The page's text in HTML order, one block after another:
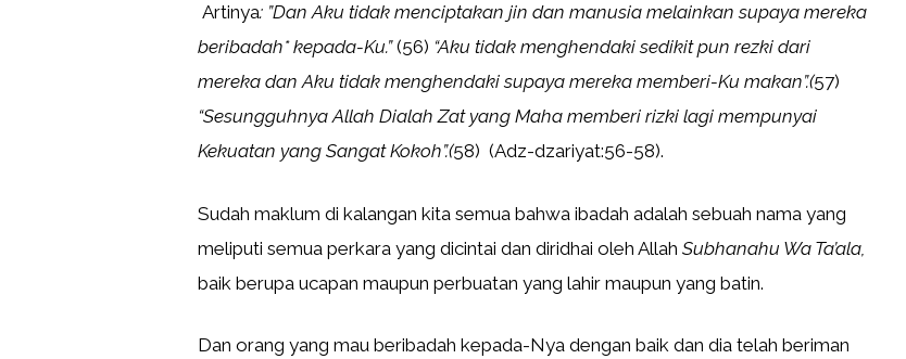
Artinya: ”Dan Aku tidak menciptakan jin dan manusia melainkan supaya mereka
beribadah* kepada-Ku.”(56) “Aku tidak menghendaki sedikit pun rezki dari
mereka dan Aku tidak menghendaki supaya mereka memberi-Ku makan”.(57)
“Sesungguhnya Allah Dialah Zat yang Maha memberi rizki lagi mempunyai
Kekuatan yang Sangat Kokoh”.(58) (Adz-dzariyat:56-58).
Sudah maklum di kalangan kita semua bahwa ibadah adalah sebuah nama yang
meliputi semua perkara yang dicintai dan diridhai oleh Allah Subhanahu Wa Ta’ala,
baik berupa ucapan maupun perbuatan yang lahir maupun yang batin.
Dan orang yang mau beribadah kepada-Nya dengan baik dan dia telah beriman